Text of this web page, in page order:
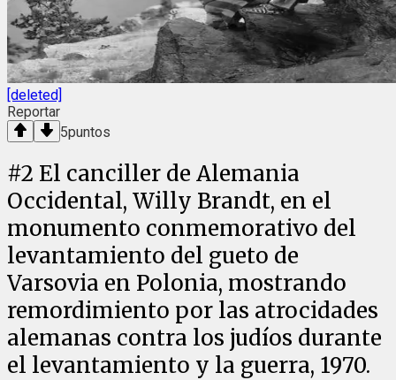
[deleted]
Reportar
5puntos
#2 El canciller de Alemania
Occidental, Willy Brandt, en el
monumento conmemorativo del
levantamiento del gueto de
Varsovia en Polonia, mostrando
remordimiento por las atrocidades
alemanas contra los judíos durante
el levantamiento y la guerra, 1970.